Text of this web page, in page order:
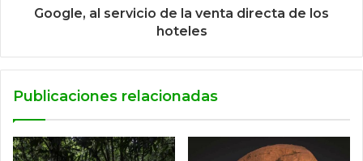
Google, al servicio de la venta directa de los
hoteles
Publicaciones relacionadas